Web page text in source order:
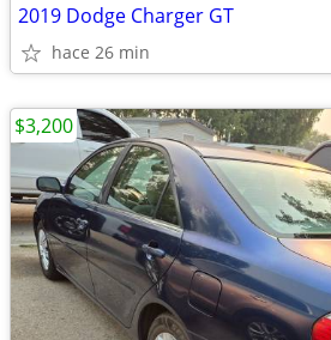
2019 Dodge Charger GT
hace 26 min
$3,200